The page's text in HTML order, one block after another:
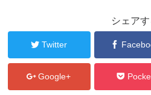
シェアす
Twitter
Google+